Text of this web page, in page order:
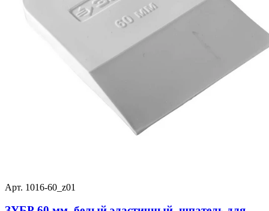
Арт. 1016-60_z01